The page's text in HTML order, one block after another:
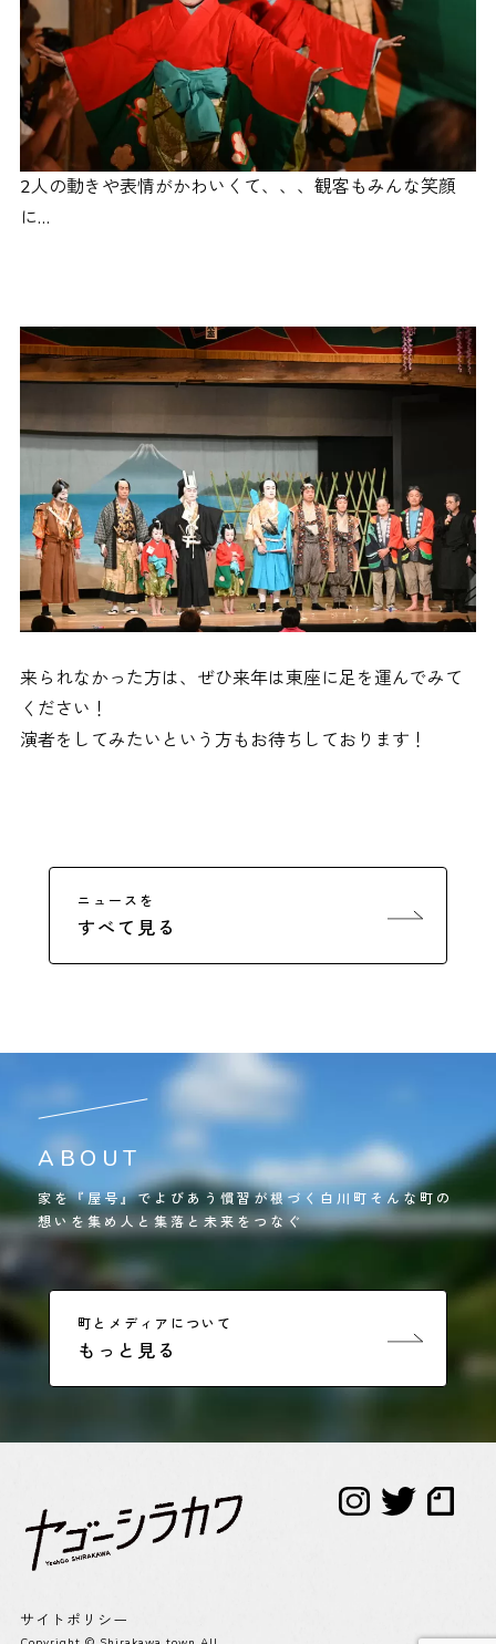
2人の動きや表情がかわいくて、、、観客もみんな笑顔
に…
来られなかった方は、ぜひ来年は東座に足を運んでみて
ください！
演者をしてみたいという方もお待ちしております！
ニュースを
すべて見る
ABOUT
家を『屋号』でよびあう慣習が根づく白川町そんな町の
想いを集め人と集落と未来をつなぐ
町とメディアについて
もっと見る
サイトポリシー